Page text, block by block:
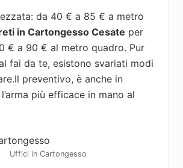
da 40 € a 85 € a metro
in Cartongesso Cesate per
€ a 90 € al metro quadro. Pur
fai da te, esistono svariati modi
preventivo, è anche in
più efficace in mano al
Uffici in Cartongesso